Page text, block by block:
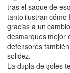
tras el saque de
tanto ilustran cómo
gracias a un
desmarques mejor
defensores
solidez.
La dupla de goles